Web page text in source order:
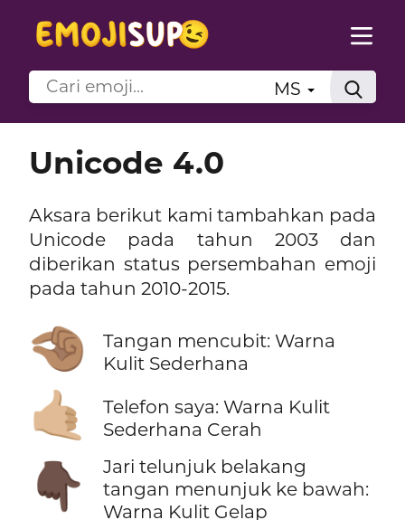
MS
Unicode 4.0
Aksara berikut kami tambahkan pada
Unicode pada tahun 2003 dan
diberikan status persembahan emoji
pada tahun 2010-2015.
🤏🏽
Tangan mencubit: Warna
Kulit Sederhana
🤙🏼
Telefon saya: Warna Kulit
Sederhana Cerah
👇🏿
Jari telunjuk belakang
tangan menunjuk ke bawah:
Warna Kulit Gelap